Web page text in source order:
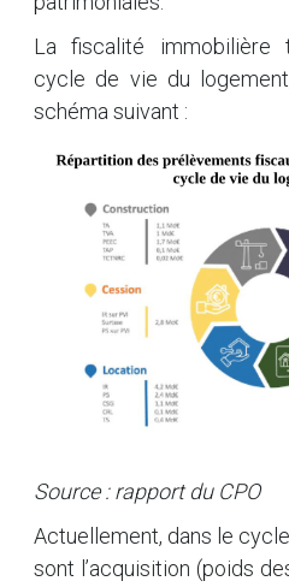
La fiscalité immobilière
cycle de vie du
schéma suivant :
Source : rapport du CPO
Actuellement, dans le
sont l’acquisition (poids